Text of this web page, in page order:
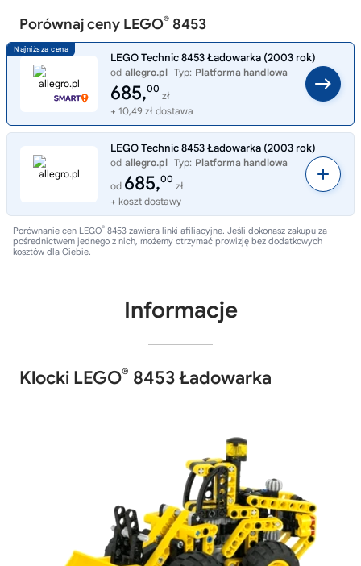
Porównaj ceny LEGO® 8453
LEGO Technic 8453 Ładowarka (2003 rok)
od allegro.pl Typ: Platforma handlowa
685,00
zł
+ 10,49 zł dostawa
LEGO Technic 8453 Ładowarka (2003 rok)
od allegro.pl Typ: Platforma handlowa
od 685,00
zł
+ koszt dostawy
Porównanie cen LEGO® 8453 zawiera linki afiliacyjne. Jeśli dokonasz zakupu za
pośrednictwem jednego z nich, możemy otrzymać prowizję bez dodatkowych
kosztów dla Ciebie.
Informacje
Klocki LEGO® 8453 Ładowarka